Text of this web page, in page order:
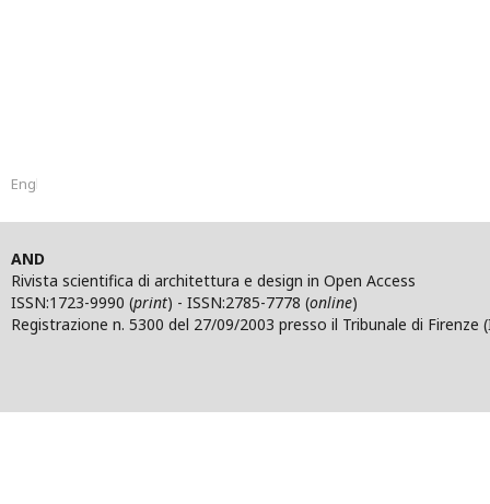
English
AND
Rivista scientifica di architettura e design in Open Access
ISSN:1723-9990 (print) - ISSN:2785-7778 (online)
Registrazione n. 5300 del 27/09/2003 presso il Tribunale di Firenze